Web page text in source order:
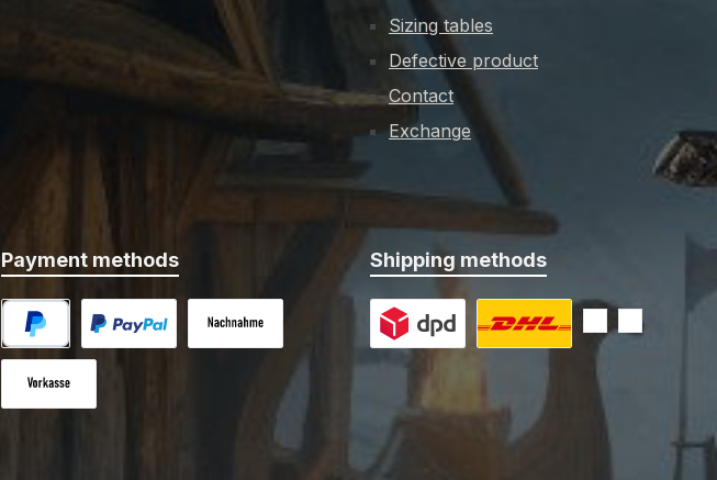
Sizing tables
Defective product
Contact
Exchange
Payment methods
PayPal Cash on delivery
Custom image 1
Shipping methods
Custom image 1